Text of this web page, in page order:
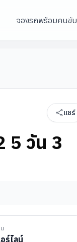
จองรถพร้อมคนขับ
แชร์
5 วัน 3
ร์ไลน์